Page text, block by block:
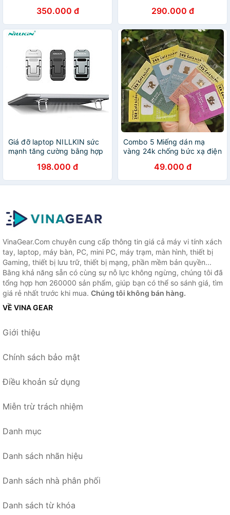
350.000 đ
Wide - Hàng chính hãng
290.000 đ
Giá đỡ laptop NILLKIN sức
mạnh tăng cường bằng hợp
với kích thước 14-17 inch -
Hàng Chính Hãng
198.000 đ
Combo 5 Miếng dán mạ
vàng 24k chống bức xạ điện
máy chụp hình, máy MP3,
MP4, máy tính, laptop...
49.000 đ
VinaGear.Com chuyên cung cấp thông tin giá cả máy vi tính xách
tay, laptop, máy bàn, PC, mini PC, máy trạm, màn hình, thiết bị
Gaming, thiết bị lưu trữ, thiết bị mạng, phần mềm bản quyền...
Bằng khả năng sẵn có cùng sự nỗ lực không ngừng, chúng tôi đã
tổng hợp hơn 260000 sản phẩm, giúp bạn có thể so sánh giá, tìm
giá rẻ nhất trước khi mua. Chúng tôi không bán hàng.
VỀ VINA GEAR
Giới thiệu
Chính sách bảo mật
Điều khoản sử dụng
Miễn trừ trách nhiệm
Danh mục
Danh sách nhãn hiệu
Danh sách nhà phân phối
Danh sách từ khóa